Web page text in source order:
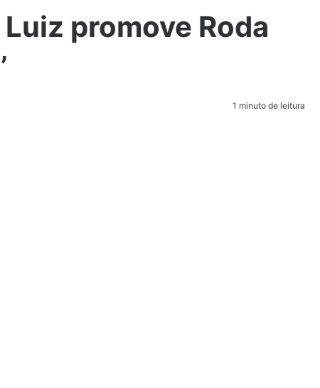
promove Roda
1 minuto de leitura